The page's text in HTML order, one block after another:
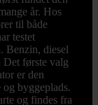
år. Hos
til både
testet
Benzin, diesel
første valg
er den
byggeplads.
og findes fra